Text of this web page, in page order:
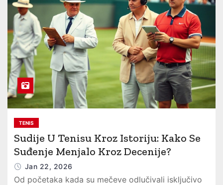
TENIS
Sudije U Tenisu Kroz Istoriju: Kako Se
Suđenje Menjalo Kroz Decenije?
Jan 22, 2026
Od početaka kada su mečeve odlučivali isključivo